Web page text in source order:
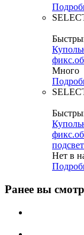
Много
Нет в
Ранее вы